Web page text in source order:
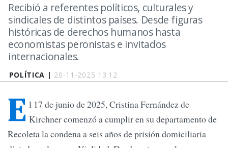
POLÍTICA | 20-11-2025 13:12
Recibió a referentes políticos, culturales y
sindicales de distintos países. Desde figuras
históricas de derechos humanos hasta
economistas peronistas e invitados
internacionales.
E l 17 de junio de 2025, Cristina Fernández de
Kirchner comenzó a cumplir en su departamento de
Recoleta la condena a seis años de prisión domiciliaria